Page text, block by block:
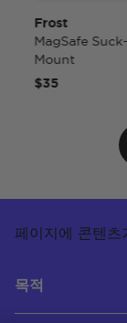
Frost
MagSafe Suck-
Mount
$35
페이지에 콘텐츠
목적